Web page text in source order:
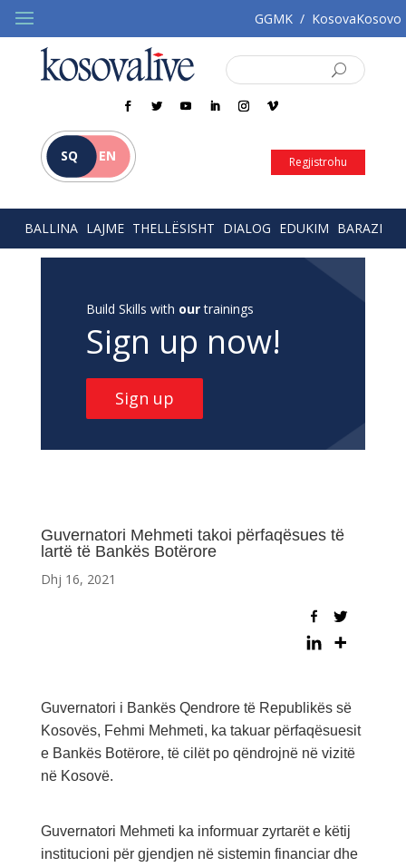
GGMK / KosovaKosovo
SQ EN Regjistrohu
BALLINA LAJME THELLËSISHT DIALOG EDUKIM BARAZI
Build Skills with ourtrainings
Sign up now!
Sign up
Guvernatori Mehmeti takoi përfaqësues të
lartë të Bankës Botërore
Dhj 16, 2021
Guvernatori i Bankës Qendrore të Republikës së
Kosovës, Fehmi Mehmeti, ka takuar përfaqësuesit
e Bankës Botërore, të cilët po qëndrojnë në vizitë
në Kosovë.
Guvernatori Mehmeti ka informuar zyrtarët e këtij
institucioni për gjendjen në sistemin financiar dhe